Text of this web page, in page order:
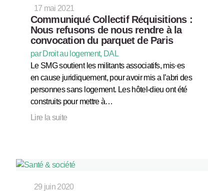
17 mai 2021
Communiqué Collectif Réquisitions :
Nous refusons de nous rendre à la
convocation du parquet de Paris
par Droit au logement, DAL
Le SMG soutient les militants associatifs, mis·es
en cause juridiquement, pour avoir mis a l’abri des
personnes sans logement. Les hôtel-dieu ont été
construits pour mettre à…
Lire la suite
29 juin 2020